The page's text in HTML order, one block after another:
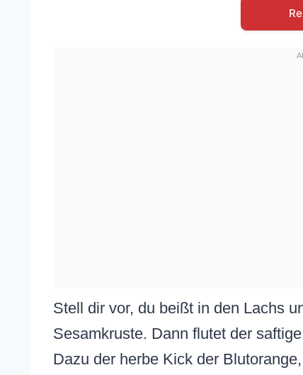
Stell dir vor, du beißt in den Lachs
Sesamkruste. Dann flutet der
Dazu der herbe Kick der